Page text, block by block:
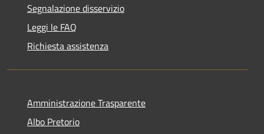
Segnalazione disservizio
Leggi le FAQ
Richiesta assistenza
Amministrazione Trasparente
Albo Pretorio